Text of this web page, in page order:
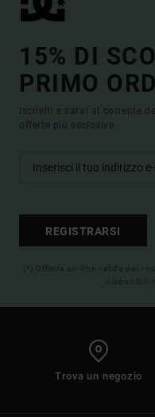
15% DI
PRIMO
Iscriviti e sarai al corrente
offerte più esclusive.
REGISTRARSI
(*) Offerta on-line valida per i
disponibili
Trova un negozio